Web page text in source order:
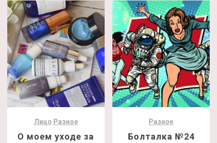
Лицо Разное
О моем уходе за
Разное
Болталка №24